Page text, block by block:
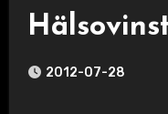
2012-07-28